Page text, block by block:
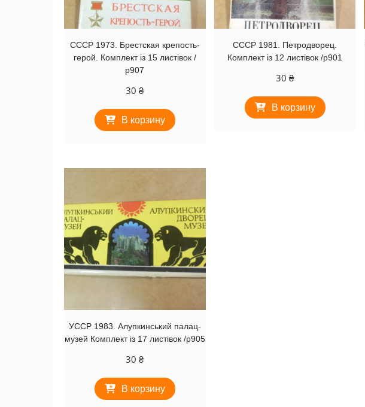
СССР 1973. Брестская крепость-
герой. Комплект із 15 листівок /
р907
30₴
В корзину
СССР 1981. Петродворец.
Комплект із 12 листівок /р901
30 ₴
В корзину
УССР 1983. Алупкинський палац-
музей Комплект із 17 листівок /р905
30₴
В корзину